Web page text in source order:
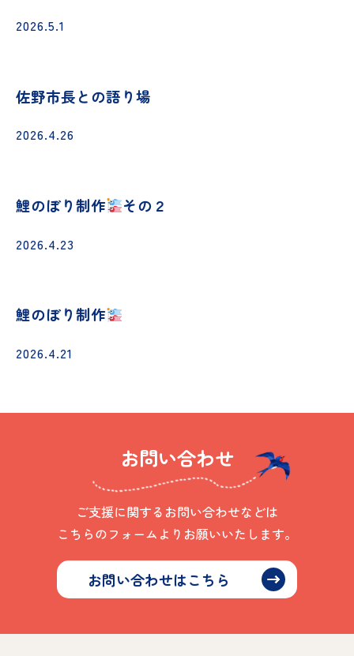
2026.5.1
佐野市長との語り場
2026.4.26
鯉のぼり制作 その２
2026.4.23
鯉のぼり制作
2026.4.21
お問い合わせ
ご支援に関するお問い合わせなどは
こちらのフォームよりお願いいたします。
お問い合わせはこちら